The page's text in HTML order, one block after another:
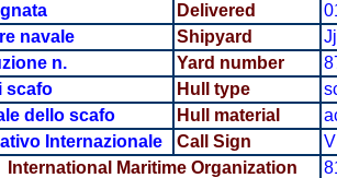
Delivered
navale
Shipyard
n.
Yard number
scafo
Hull type
dello scafo
Hull material
Internazionale
Call Sign
International Maritime Organization